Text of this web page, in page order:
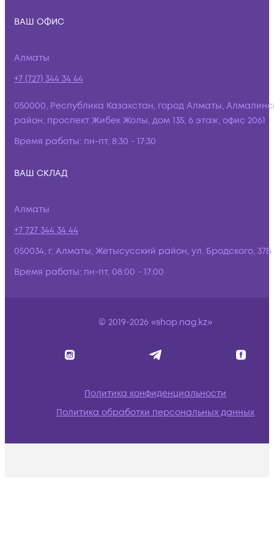
ВАШ ОФИС
Алматы
+7 (727) 344 34 44
050000, Республика Казахстан, город Алматы,
район, проспект Жибек Жолы, дом 135, 6 этаж, офис 2061
Время работы: пн-пт, 8:30 - 17:30
ВАШ СКЛАД
Алматы
+7 727 344 34 44
050034, г. Алматы, Жетысусский район, ул. Бродского, 37Б
Время работы: пн-пт, 08:00 - 17:00
© 2019-2026 «shop.nag.kz»
Политика конфиденциальности
Политика обработки персональных данных